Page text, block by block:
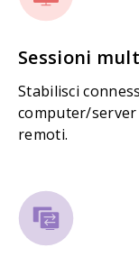
Sessioni
Stabilisci
computer/
remoti.